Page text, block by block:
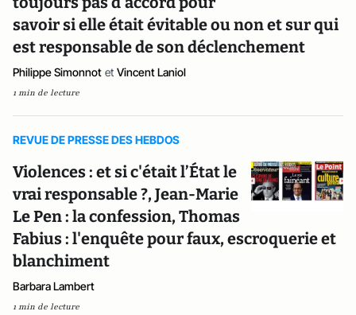
savoir si elle était évitable ou non et sur qui
est responsable de son déclenchement
Philippe Simonnot et Vincent Laniol
1 min de lecture
REVUE DE PRESSE DES HEBDOS
Violences : et si c'était l’État le
vrai responsable ?, Jean-Marie
Le Pen : la confession, Thomas
Fabius : l'enquête pour faux, escroquerie et
blanchiment
Barbara Lambert
1 min de lecture